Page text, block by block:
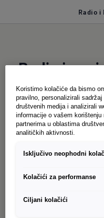
Radio i
Radio i
ID. Buzz-a
Samostojeći i
Elegantna površina
inčni) ekrana u boji na
vozila poput
Sa Ready 2 Discover
uvijek koriste
Koristimo kolačiće da bismo
pravilno, personalizirali
društvenih medija i analizirali
informacije o vašem
partnerima u oblastima
analitičkih aktivnosti.
Isključivo neophodni
Kolačići za performanse
Ciljani kolačići